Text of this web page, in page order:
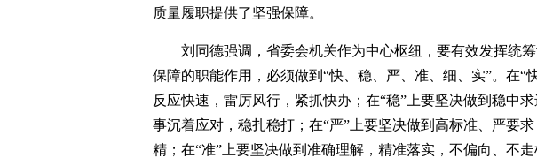
质量履职提供了坚强保障。
刘同德强调，省委会机关作为中心枢纽，要有效发挥统
保障的职能作用，必须做到“快、稳、严、准、细、实”。在“
反应快速，雷厉风行，紧抓快办；在“稳”上要坚决做到稳中
事沉着应对，稳扎稳打；在“严”上要坚决做到高标准、严要
精；在“准”上要坚决做到准确理解，精准落实，不偏向、不